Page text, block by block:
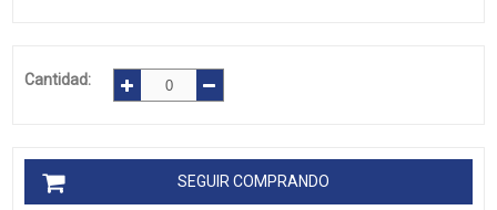
Cantidad:
SEGUIR COMPRANDO